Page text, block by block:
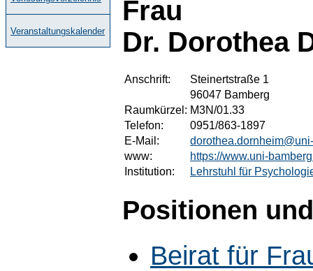
Veranstaltungskalender
Frau
Dr. Dorothea
Anschrift:
Steinertstraße 1
96047 Bamberg
Raumkürzel: M3N/01.33
Telefon:
0951/863-1897
E-Mail:
www:
https://www.uni-
Institution:
Lehrstuhl für
Positionen
Beirat für